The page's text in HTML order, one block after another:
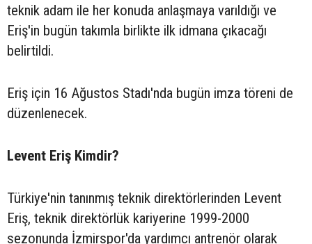
teknik adam ile her konuda anlaşmaya varıldığı ve
Eriş'in bugün takımla birlikte ilk idmana çıkacağı
belirtildi.
Eriş için 16 Ağustos Stadı'nda bugün imza töreni de
düzenlenecek.
Levent Eriş Kimdir?
Türkiye'nin tanınmış teknik direktörlerinden Levent
Eriş, teknik direktörlük kariyerine 1999-2000
sezonunda İzmirspor'da yardımcı antrenör olarak